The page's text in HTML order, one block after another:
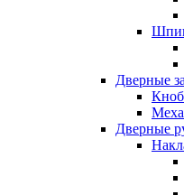
Дверные
Дверные